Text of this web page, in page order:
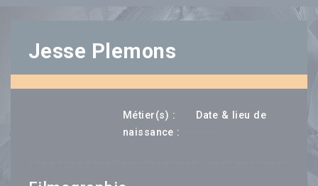
Jesse Plemons
Métier(s) :
Date & lieu de
naissance :